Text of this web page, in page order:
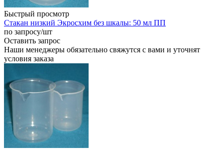
Быстрый просмотр
Стакан низкий Экросхим без шкалы: 50 мл ПП
по запросу/шт
Оставить запрос
Наши менеджеры обязательно свяжутся с вами и уточнят
условия заказа